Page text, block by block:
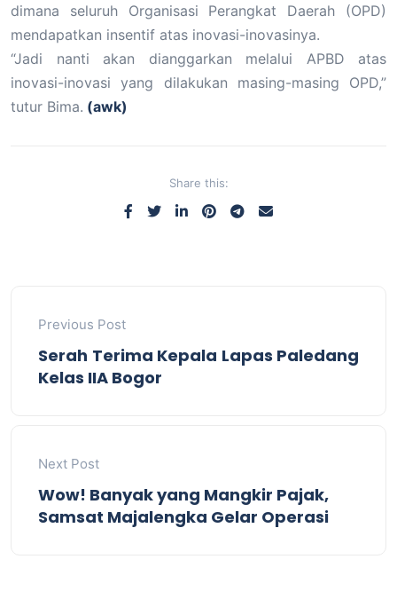
dimana seluruh Organisasi Perangkat Daerah (OPD)
mendapatkan insentif atas inovasi-inovasinya.
“Jadi nanti akan dianggarkan melalui APBD atas
inovasi-inovasi yang dilakukan masing-masing OPD,”
tutur Bima. (awk)
Share this:
Previous Post
Serah Terima Kepala Lapas Paledang
Kelas IIA Bogor
Next Post
Wow! Banyak yang Mangkir Pajak,
Samsat Majalengka Gelar Operasi